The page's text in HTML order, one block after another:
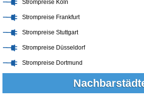
Strompreise Köln
Strompreise Frankfurt
Strompreise Stuttgart
Strompreise Düsseldorf
Strompreise Dortmund